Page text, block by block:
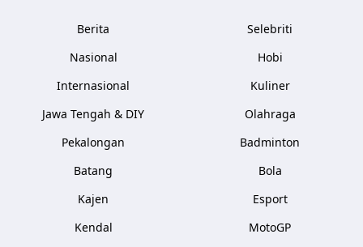
Berita
Nasional
Internasional
Jawa Tengah & DIY
Pekalongan
Batang
Kajen
Kendal
Selebriti
Hobi
Kuliner
Olahraga
Badminton
Bola
Esport
MotoGP